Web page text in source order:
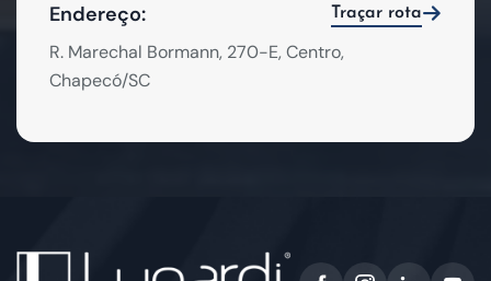
Endereço: Traçar rota
R. Marechal Bormann, 270-E, Centro,
Chapecó/SC